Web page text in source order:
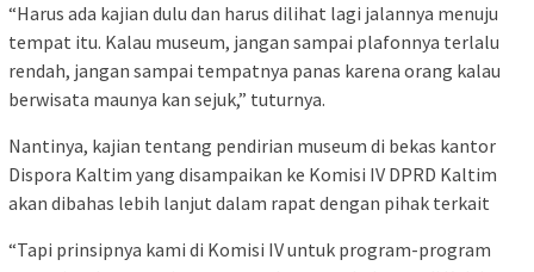
“Harus ada kajian dulu dan harus dilihat lagi jalannya menuju
tempat itu. Kalau museum, jangan sampai plafonnya terlalu
rendah, jangan sampai tempatnya panas karena orang kalau
berwisata maunya kan sejuk,” tuturnya.
Nantinya, kajian tentang pendirian museum di bekas kantor
Dispora Kaltim yang disampaikan ke Komisi IV DPRD Kaltim
akan dibahas lebih lanjut dalam rapat dengan pihak terkait
“Tapi prinsipnya kami di Komisi IV untuk program-program